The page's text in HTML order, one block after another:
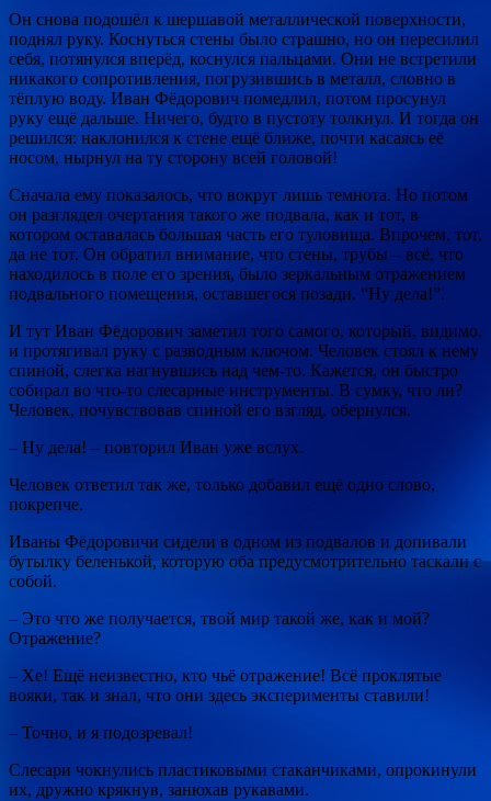
Он снова подошёл к шершавой металлической поверхности,
поднял руку. Коснуться стены было страшно, но он пересилил
себя, потянулся вперёд, коснулся пальцами. Они не встретили
никакого сопротивления, погрузившись в металл, словно в
тёплую воду. Иван Фёдорович помедлил, потом просунул
руку ещё дальше. Ничего, будто в пустоту толкнул. И тогда он
решился: наклонился к стене ещё ближе, почти касаясь её
носом, нырнул на ту сторону всей головой!
Сначала ему показалось, что вокруг лишь темнота. Но потом
он разглядел очертания такого же подвала, как и тот, в
котором оставалась большая часть его туловища. Впрочем, тот,
да не тот. Он обратил внимание, что стены, трубы – всё, что
находилось в поле его зрения, было зеркальным отражением
подвального помещения, оставшегося позади. “Ну дела!”.
И тут Иван Фёдорович заметил того самого, который, видимо,
и протягивал руку с разводным ключом. Человек стоял к нему
спиной, слегка нагнувшись над чем-то. Кажется, он быстро
собирал во что-то слесарные инструменты. В сумку, что ли?
Человек, почувствовав спиной его взгляд, обернулся.
– Ну дела! – повторил Иван уже вслух.
Человек ответил так же, только добавил ещё одно слово,
покрепче.
Иваны Фёдоровичи сидели в одном из подвалов и допивали
бутылку беленькой, которую оба предусмотрительно таскали с
собой.
– Это что же получается, твой мир такой же, как и мой?
Отражение?
– Хе! Ещё неизвестно, кто чьё отражение! Всё проклятые
вояки, так и знал, что они здесь эксперименты ставили!
– Точно, и я подозревал!
Слесари чокнулись пластиковыми стаканчиками, опрокинули
их, дружно крякнув, занюхав рукавами.